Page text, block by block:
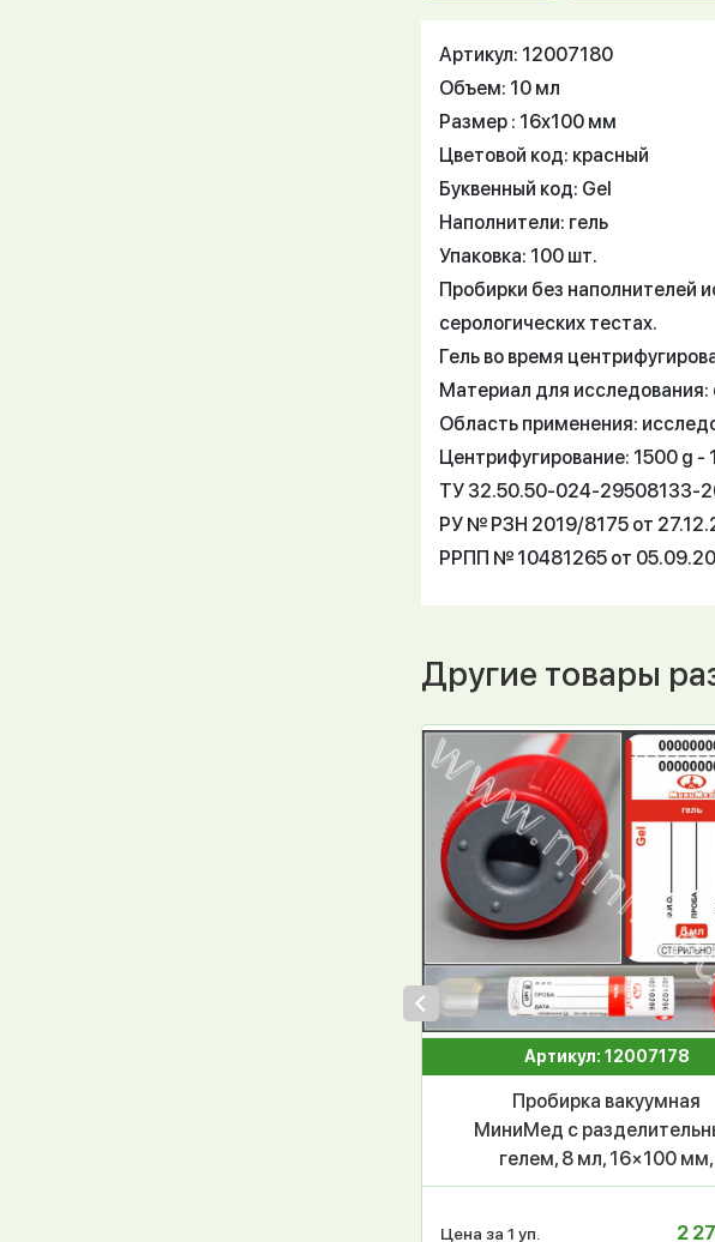
Артикул: 12007180
Объем: 10 мл
Размер : 16х100 мм
Цветовой код: красный
Буквенный код: Gel
Наполнители: гель
Упаковка: 100 шт.
Пробирки без наполнителей
серологических тестах.
Гель во время
Материал для исследования:
Область применения:
Центрифугирование: 1500 g -
ТУ 32.50.50-024-29508133-
РУ № РЗН 2019/8175 от
РРПП № 10481265 от
Другие товары
Артикул: 12007178
Пробирка вакуумная
МиниМед с
гелем, 8 мл, 16×100 мм,
красный, ПЭТФ, уп.100
Цена за 1 уп. 2